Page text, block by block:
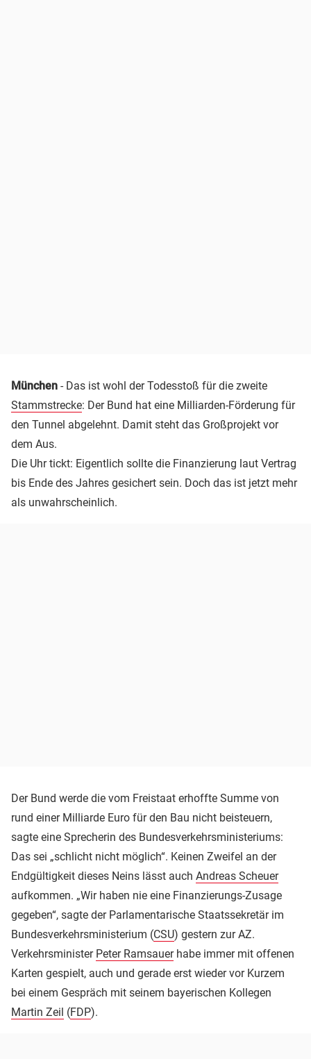
München - Das ist wohl der Todesstoß für die zweite
Stammstrecke: Der Bund hat eine Milliarden-Förderung für
den Tunnel abgelehnt. Damit steht das Großprojekt vor
dem Aus.
Die Uhr tickt: Eigentlich sollte die Finanzierung laut Vertrag
bis Ende des Jahres gesichert sein. Doch das ist jetzt mehr
als unwahrscheinlich.
Der Bund werde die vom Freistaat erhoffte Summe von
rund einer Milliarde Euro für den Bau nicht beisteuern,
sagte eine Sprecherin des Bundesverkehrsministeriums:
Das sei „schlicht nicht möglich“. Keinen Zweifel an der
Endgültigkeit dieses Neins lässt auch Andreas Scheuer
aufkommen. „Wir haben nie eine Finanzierungs-Zusage
gegeben“, sagte der Parlamentarische Staatssekretär im
Bundesverkehrsministerium (CSU) gestern zur AZ.
Verkehrsminister Peter Ramsauerhabe immer mit offenen
Karten gespielt, auch und gerade erst wieder vor Kurzem
bei einem Gespräch mit seinem bayerischen Kollegen
Martin Zeil (FDP).